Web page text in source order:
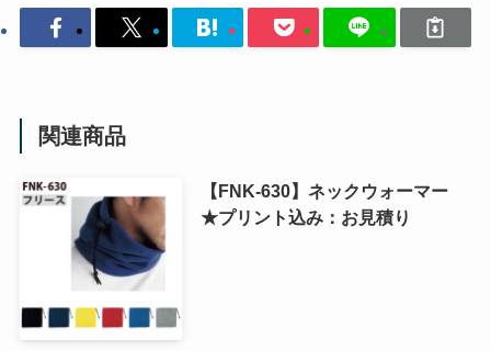
関連商品
【FNK-630】ネックウォーマー
★プリント込み：お見積り